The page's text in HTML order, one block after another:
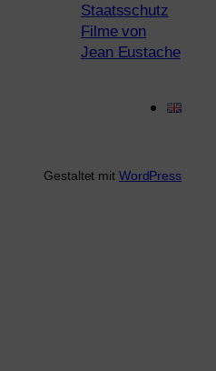
Staatsschutz
Filme von
Jean Eustache
Gestaltet mit WordPress